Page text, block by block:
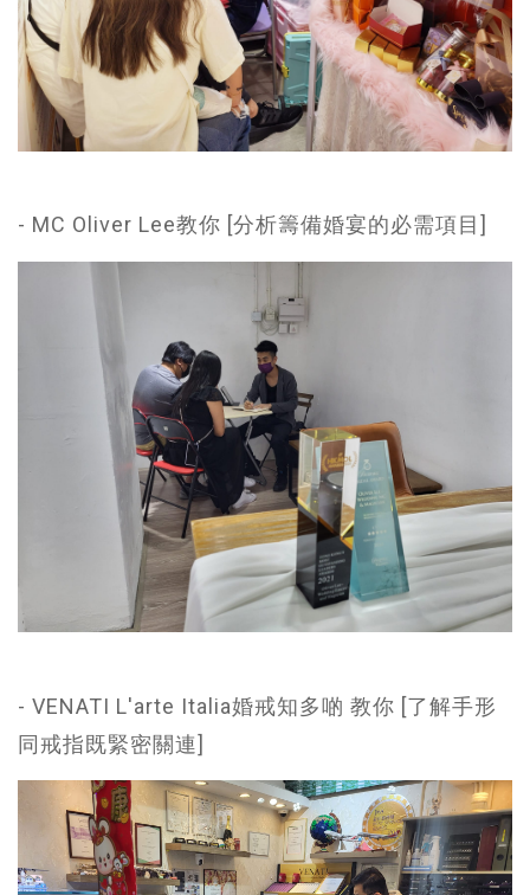
- MC Oliver Lee教你 [分析籌備婚宴的必需項目]
- VENATI L'arte Italia婚戒知多啲 教你 [了解手形
同戒指既緊密關連]